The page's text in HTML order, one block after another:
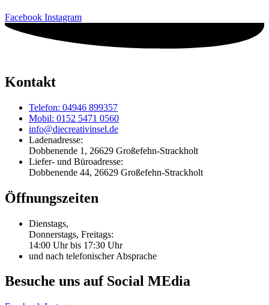
Facebook Instagram
Kontakt
Telefon: 04946 899357
Mobil: 0152 5471 0560
info@diecreativinsel.de
Ladenadresse:
Dobbenende 1, 26629 Großefehn-Strackholt
Liefer- und Büroadresse:
Dobbenende 44, 26629 Großefehn-Strackholt
Öffnungszeiten
Dienstags,
Donnerstags, Freitags:
14:00 Uhr bis 17:30 Uhr
und nach telefonischer Absprache
Besuche uns auf Social MEdia